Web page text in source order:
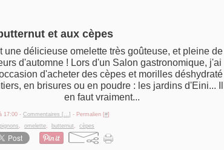
et aux cèpes
une délicieuse omelette très goûteuse, et pleine de
d'automne ! Lors d'un Salon gastronomique, j'ai
d'acheter des cèpes et morilles déshydraté
en brisures ou en poudre : les jardins d'Eini... Il
en faut vraiment...
17:00 - Commentaires [ …] - Permalien [#]
, omelette, butternut , cèpes